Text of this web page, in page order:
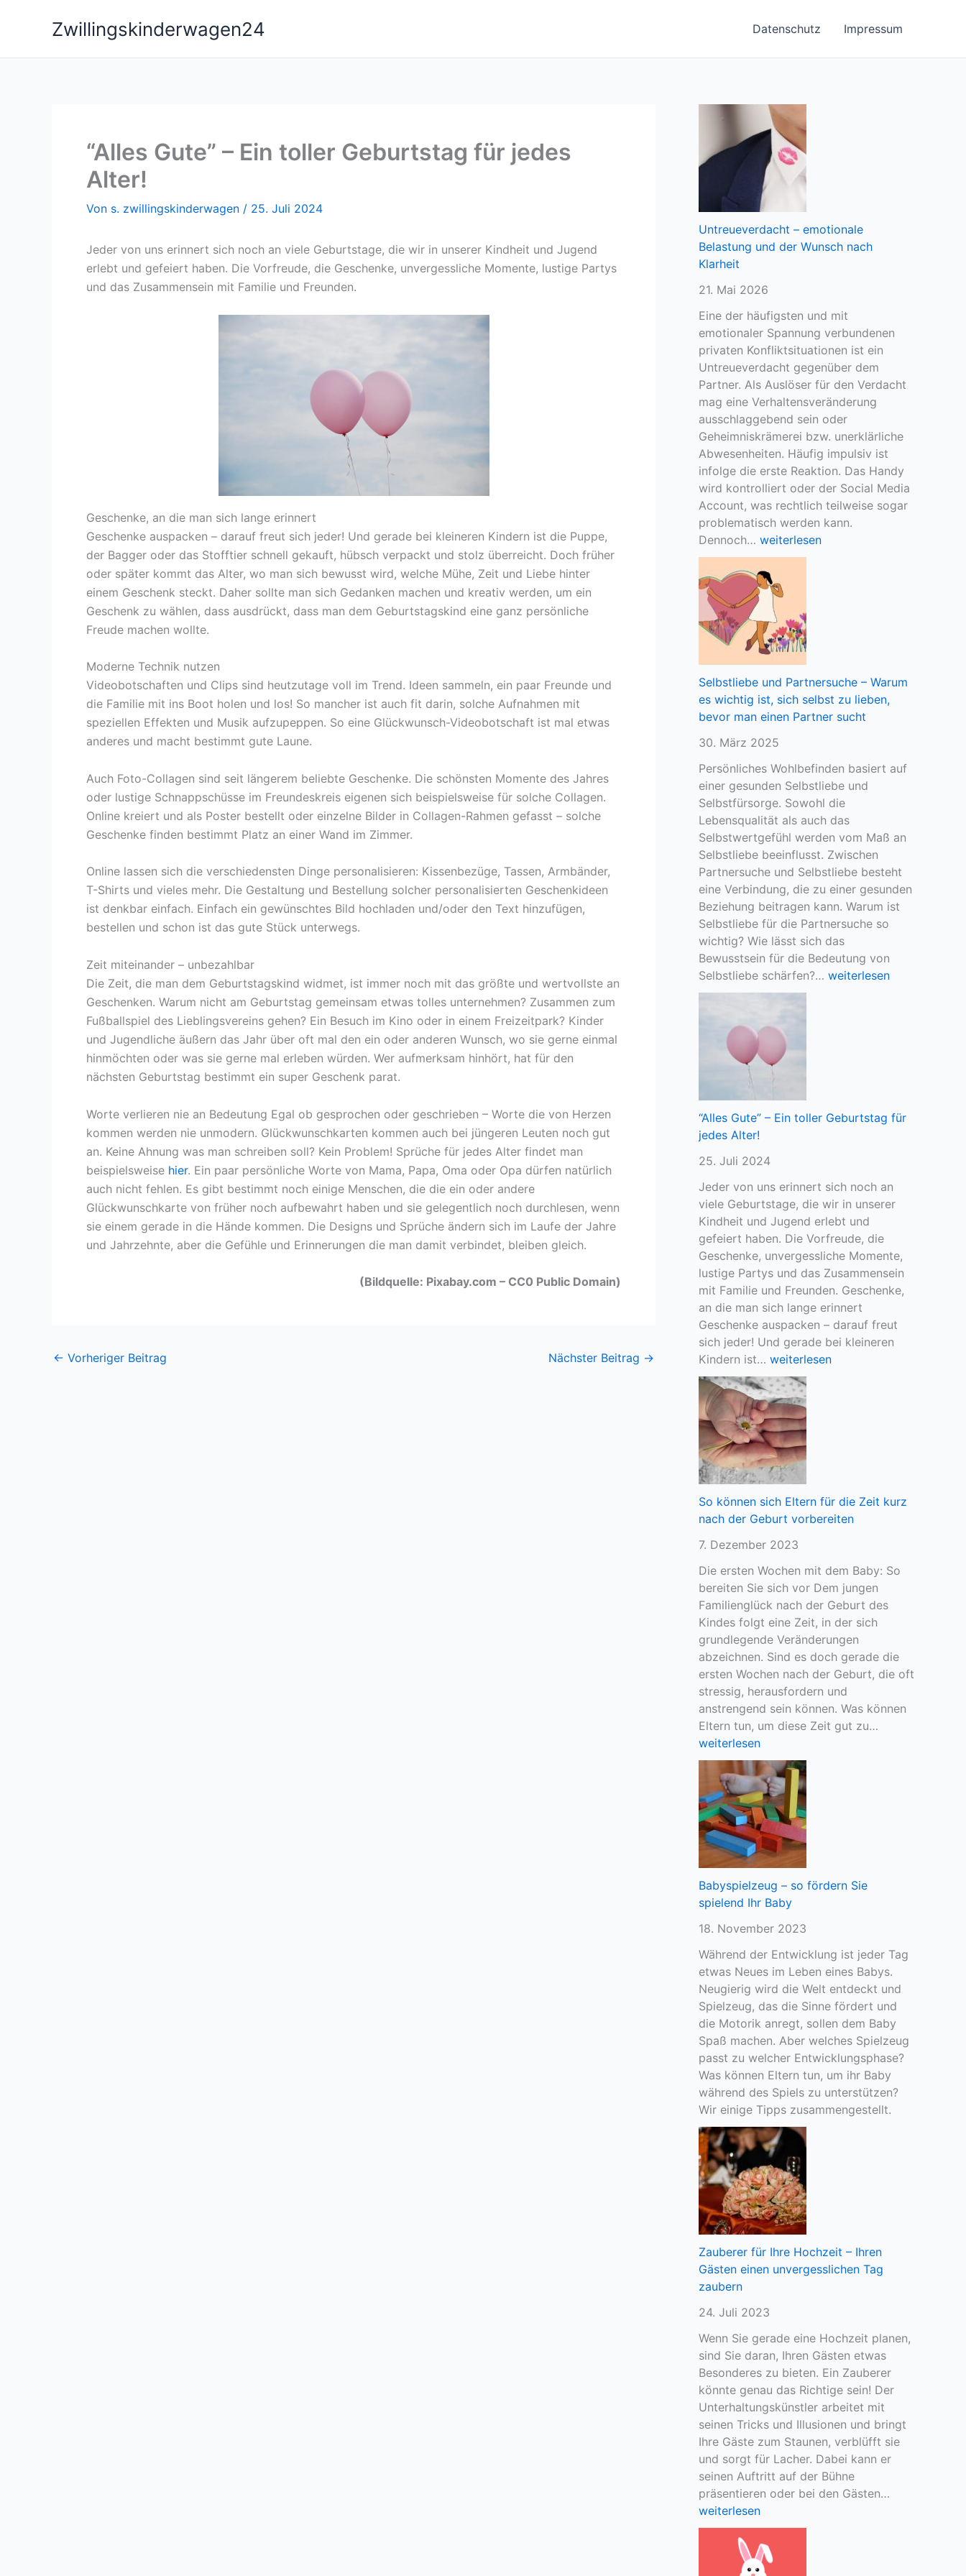
Zwillingskinderwagen24 Datenschutz Impressum
“Alles Gute” – Ein toller Geburtstag für jedes
Alter!
Von s. zwillingskinderwagen / 25. Juli 2024
Jeder von uns erinnert sich noch an viele Geburtstage, die wir in unserer Kindheit und Jugend
erlebt und gefeiert haben. Die Vorfreude, die Geschenke, unvergessliche Momente, lustige Partys
und das Zusammensein mit Familie und Freunden.
Geschenke, an die man sich lange erinnert
Geschenke auspacken – darauf freut sich jeder! Und gerade bei kleineren Kindern ist die Puppe,
der Bagger oder das Stofftier schnell gekauft, hübsch verpackt und stolz überreicht. Doch früher
oder später kommt das Alter, wo man sich bewusst wird, welche Mühe, Zeit und Liebe hinter
einem Geschenk steckt. Daher sollte man sich Gedanken machen und kreativ werden, um ein
Geschenk zu wählen, dass ausdrückt, dass man dem Geburtstagskind eine ganz persönliche
Freude machen wollte.
Moderne Technik nutzen
Videobotschaften und Clips sind heutzutage voll im Trend. Ideen sammeln, ein paar Freunde und
die Familie mit ins Boot holen und los! So mancher ist auch fit darin, solche Aufnahmen mit
speziellen Effekten und Musik aufzupeppen. So eine Glückwunsch-Videobotschaft ist mal etwas
anderes und macht bestimmt gute Laune.
Auch Foto-Collagen sind seit längerem beliebte Geschenke. Die schönsten Momente des Jahres
oder lustige Schnappschüsse im Freundeskreis eigenen sich beispielsweise für solche Collagen.
Online kreiert und als Poster bestellt oder einzelne Bilder in Collagen-Rahmen gefasst – solche
Geschenke finden bestimmt Platz an einer Wand im Zimmer.
Online lassen sich die verschiedensten Dinge personalisieren: Kissenbezüge, Tassen, Armbänder,
T-Shirts und vieles mehr. Die Gestaltung und Bestellung solcher personalisierten Geschenkideen
ist denkbar einfach. Einfach ein gewünschtes Bild hochladen und/oder den Text hinzufügen,
bestellen und schon ist das gute Stück unterwegs.
Zeit miteinander – unbezahlbar
Die Zeit, die man dem Geburtstagskind widmet, ist immer noch mit das größte und wertvollste an
Geschenken. Warum nicht am Geburtstag gemeinsam etwas tolles unternehmen? Zusammen zum
Fußballspiel des Lieblingsvereins gehen? Ein Besuch im Kino oder in einem Freizeitpark? Kinder
und Jugendliche äußern das Jahr über oft mal den ein oder anderen Wunsch, wo sie gerne einmal
hinmöchten oder was sie gerne mal erleben würden. Wer aufmerksam hinhört, hat für den
nächsten Geburtstag bestimmt ein super Geschenk parat.
Worte verlieren nie an Bedeutung Egal ob gesprochen oder geschrieben – Worte die von Herzen
kommen werden nie unmodern. Glückwunschkarten kommen auch bei jüngeren Leuten noch gut
an. Keine Ahnung was man schreiben soll? Kein Problem! Sprüche für jedes Alter findet man
beispielsweise hier. Ein paar persönliche Worte von Mama, Papa, Oma oder Opa dürfen natürlich
auch nicht fehlen. Es gibt bestimmt noch einige Menschen, die die ein oder andere
Glückwunschkarte von früher noch aufbewahrt haben und sie gelegentlich noch durchlesen, wenn
sie einem gerade in die Hände kommen. Die Designs und Sprüche ändern sich im Laufe der Jahre
und Jahrzehnte, aber die Gefühle und Erinnerungen die man damit verbindet, bleiben gleich.
(Bildquelle: Pixabay.com – CC0 Public Domain)
← Vorheriger Beitrag Nächster Beitrag →
Untreueverdacht – emotionale
Belastung und der Wunsch nach
Klarheit
21. Mai 2026
Eine der häufigsten und mit
emotionaler Spannung verbundenen
privaten Konfliktsituationen ist ein
Untreueverdacht gegenüber dem
Partner. Als Auslöser für den Verdacht
mag eine Verhaltensveränderung
ausschlaggebend sein oder
Geheimniskrämerei bzw. unerklärliche
Abwesenheiten. Häufig impulsiv ist
infolge die erste Reaktion. Das Handy
wird kontrolliert oder der Social Media
Account, was rechtlich teilweise sogar
problematisch werden kann.
Dennoch… U
n
t
r
e
u
e
e
r
d
c
h
t
–
e
m
o
t
i
o
n
a
l
e
a
s
n
d
e
r
W
u
n
s
c
h
n
a
c
h
K
l
a
r
h
e
i
t
weiterlesen
Selbstliebe und Partnersuche – Warum
es wichtig ist, sich selbst zu lieben,
bevor man einen Partner sucht
30. März 2025
Persönliches Wohlbefinden basiert auf
einer gesunden Selbstliebe und
Selbstfürsorge. Sowohl die
Lebensqualität als auch das
Selbstwertgefühl werden vom Maß an
Selbstliebe beeinflusst. Zwischen
Partnersuche und Selbstliebe besteht
eine Verbindung, die zu einer gesunden
Beziehung beitragen kann. Warum ist
Selbstliebe für die Partnersuche so
wichtig? Wie lässt sich das
Bewusstsein für die Bedeutung von
Selbstliebe schärfen?… S
e
n
d
P
a
r
t
n
e
s
u
m
e
i
c
h
t
i
g
i
s
t
,
s
l
i
e
b
e
n
,
b
e
v
n
e
r
t
n
e
r
s
u
c
h
t
weiterlesen
“Alles Gute” – Ein toller Geburtstag für
jedes Alter!
25. Juli 2024
Jeder von uns erinnert sich noch an
viele Geburtstage, die wir in unserer
Kindheit und Jugend erlebt und
gefeiert haben. Die Vorfreude, die
Geschenke, unvergessliche Momente,
lustige Partys und das Zusammensein
mit Familie und Freunden. Geschenke,
an die man sich lange erinnert
Geschenke auspacken – darauf freut
sich jeder! Und gerade bei kleineren
Kindern ist… “
A
l
l
e
s
G
u
t
e
–
E
i
n
t
o
l
l
e
r
G
u
r
t
s
t
a
f
ü
r
e
d
e
s
A
l
t
e
r
!
weiterlesen
So können sich Eltern für die Zeit kurz
nach der Geburt vorbereiten
7. Dezember 2023
Die ersten Wochen mit dem Baby: So
bereiten Sie sich vor Dem jungen
Familienglück nach der Geburt des
Kindes folgt eine Zeit, in der sich
grundlegende Veränderungen
abzeichnen. Sind es doch gerade die
ersten Wochen nach der Geburt, die oft
stressig, herausfordern und
anstrengend sein können. Was können
Eltern tun, um diese Zeit gut zu…
l
t
e
r
n
f
ü
r
d
i
z
n
d
e
r
G
e
b
u
r
v
weiterlesen
Babyspielzeug – so fördern Sie
spielend Ihr Baby
18. November 2023
Während der Entwicklung ist jeder Tag
etwas Neues im Leben eines Babys.
Neugierig wird die Welt entdeckt und
Spielzeug, das die Sinne fördert und
die Motorik anregt, sollen dem Baby
Spaß machen. Aber welches Spielzeug
passt zu welcher Entwicklungsphase?
Was können Eltern tun, um ihr Baby
während des Spiels zu unterstützen?
Wir einige Tipps zusammengestellt.
Zauberer für Ihre Hochzeit – Ihren
Gästen einen unvergesslichen Tag
zaubern
24. Juli 2023
Wenn Sie gerade eine Hochzeit planen,
sind Sie daran, Ihren Gästen etwas
Besonderes zu bieten. Ein Zauberer
könnte genau das Richtige sein! Der
Unterhaltungskünstler arbeitet mit
seinen Tricks und Illusionen und bringt
Ihre Gäste zum Staunen, verblüfft sie
und sorgt für Lacher. Dabei kann er
seinen Auftritt auf der Bühne
präsentieren oder bei den Gästen…
weiterlesen